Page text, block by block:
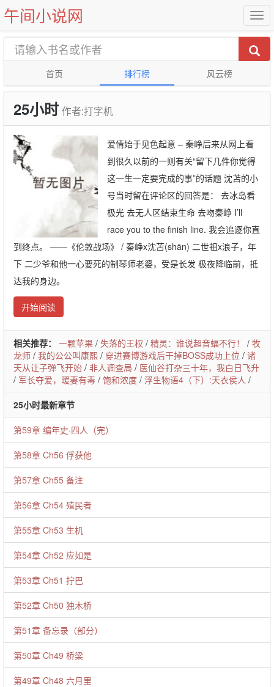
午间小说网
首页 排行榜 风云榜
25小时 作者:打字机
爱情始于见色起意 – 秦峥后来从网上看
到很久以前的一则有关“留下几件你觉得
这一生一定要完成的事”的话题 沈苫的小
号当时留在评论区的回答是： 去冰岛看
极光 去无人区结束生命 去吻秦峥 I’ll
race you to the finish line. 我会追逐你直
到终点。 ——《伦敦战场》 / 秦峥x沈苫(shān) 二世祖x浪子，年
下 二少爷和他一心要死的制琴师老婆，受是长发 极夜降临前，抵
达我的身边。
开始阅读
相关推荐： 一颗苹果 / 失落的王权 / 精灵：谁说超音蝠不行！ / 牧
龙师 / 我的公公叫康熙 / 穿进赛博游戏后干掉BOSS成功上位 / 诸
天从让子弹飞开始 / 非人调查局 / 医仙谷打杂三十年，我白日飞升
/ 军长夺爱，暖妻有毒 / 饱和浓度 / 浮生物语4（下）:天衣侯人 /
25小时最新章节
第59章 编年史·四人（完）
第58章 Ch56 俘获他
第57章 Ch55 备注
第56章 Ch54 殖民者
第55章 Ch53 生机
第54章 Ch52 应如是
第53章 Ch51 拧巴
第52章 Ch50 独木桥
第51章 备忘录（部分）
第50章 Ch49 桥梁
第49章 Ch48 六月里